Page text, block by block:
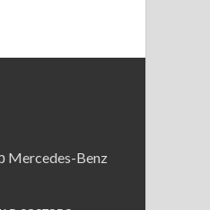
Mercedes-Benz